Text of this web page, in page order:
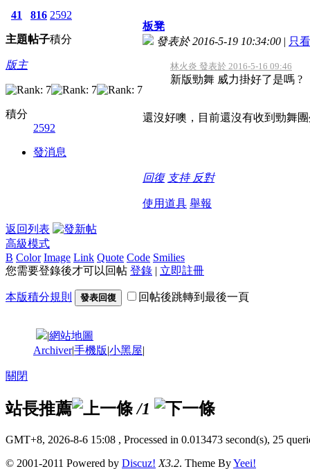
41
主題
816
帖子
2592
積分
版主
積分
2592
發消息
板凳
發表於 2016-5-19 10:34:00 | 只
林火炎 發表於 2016-5-16 09:46
新版勁舞 威力掛好了是嗎 ?
還沒好噢，目前還沒有收到勁舞
回復 支持 反對
使用道具 舉報
返回列表
高級模式
B Color Image Link Quote Code Smilies
您需要登錄後才可以回帖 登錄 | 立即註冊
本版積分規則 發表回復 回帖後跳轉到最後一頁
|網站地圖
Archiver|手機版|小黑屋|
關閉
站長推薦 /1
GMT+8, 2026-8-6 15:08 , Processed in 0.013473 second(s), 25
© 2001-2011 Powered by Discuz! X3.2. Theme ByYeei!